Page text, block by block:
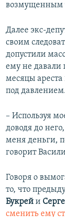
возмущенным
Далее экс-
своим
допустили
ему не давали
месяцы
под
– Используя
доводя до
меня деньги,
говорит
Говоря о
то, что
Букрей и
сменить ему